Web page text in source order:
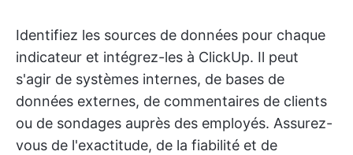
Identifiez les sources de données pour chaque
indicateur et intégrez-les à ClickUp. Il peut
s'agir de systèmes internes, de bases de
données externes, de commentaires de clients
ou de sondages auprès des employés. Assurez-
vous de l'exactitude, de la fiabilité et de